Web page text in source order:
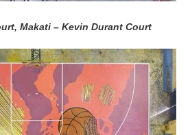
Makati – Kevin Durant Court